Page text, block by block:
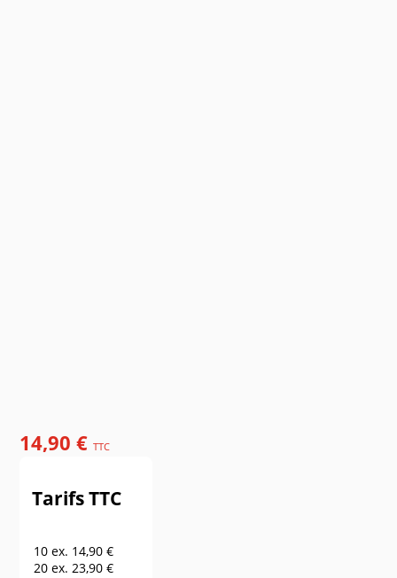
14,90 €TTC
Tarifs TTC
10 ex. 14,90 €
20 ex.23,90 €